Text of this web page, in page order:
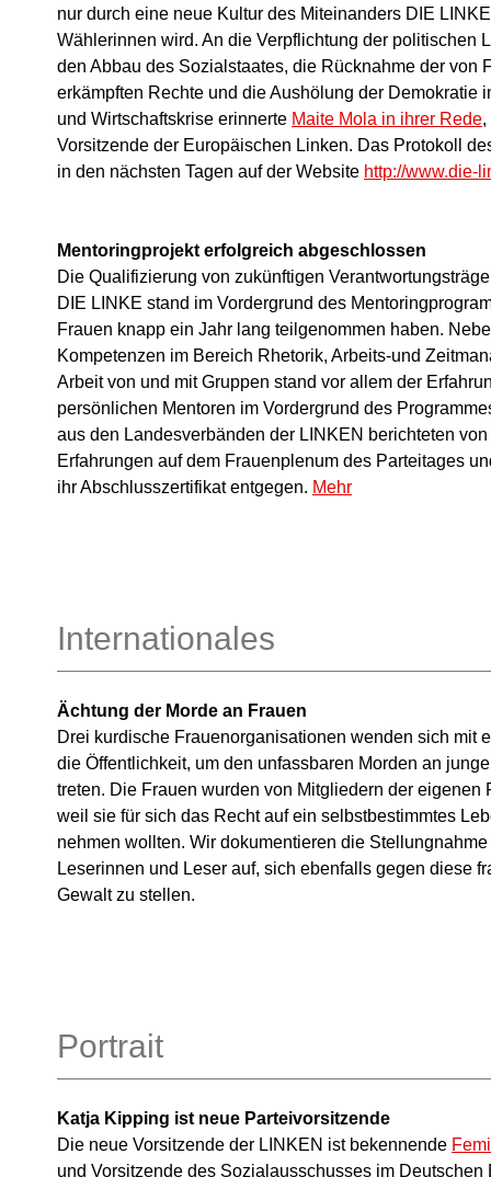
nur durch eine neue Kultur des Miteinanders DIE
Wählerinnen wird. An die Verpflichtung der politischen
den Abbau des Sozialstaates, die Rücknahme der von
erkämpften Rechte und die Aushölung der Demokratie
und Wirtschaftskrise erinnerte Maite Mola in ihrer Rede,
Vorsitzende der Europäischen Linken. Das Protokoll
in den nächsten Tagen auf der Website http://www.die-
Mentoringprojekt erfolgreich abgeschlossen
Die Qualifizierung von zukünftigen
DIE LINKE stand im Vordergrund des
Frauen knapp ein Jahr lang teilgenommen haben.
Kompetenzen im Bereich Rhetorik, Arbeits-und
Arbeit von und mit Gruppen stand vor allem der
persönlichen Mentoren im Vordergrund des
aus den Landesverbänden der LINKEN berichteten
Erfahrungen auf dem Frauenplenum des Parteitages
ihr Abschlusszertifikat entgegen. Mehr
Internationales
Ächtung der Morde an Frauen
Drei kurdische Frauenorganisationen wenden sich mit
die Öffentlichkeit, um den unfassbaren Morden an
treten. Die Frauen wurden von Mitgliedern der eigenen
weil sie für sich das Recht auf ein selbstbestimmtes
nehmen wollten. Wir dokumentieren die Stellungnahme
Leserinnen und Leser auf, sich ebenfalls gegen diese
Gewalt zu stellen.
Portrait
Katja Kipping ist neue Parteivorsitzende
Die neue Vorsitzende der LINKEN ist bekennende
und Vorsitzende des Sozialausschusses im Deutschen